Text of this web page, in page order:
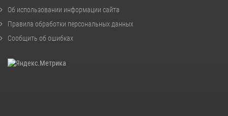
Об использовании информации сайта
Правила обработки персональных данных
Сообщить об ошибках